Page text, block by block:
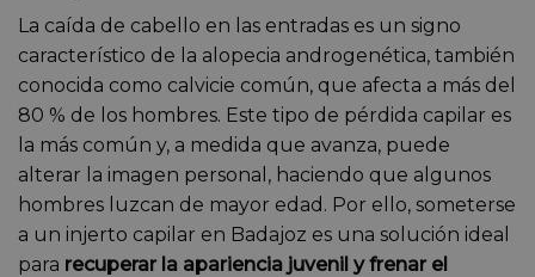
La caída de cabello en las entradas es un signo
característico de la alopecia androgenética, también
conocida como calvicie común, que afecta a más del
80 % de los hombres. Este tipo de pérdida capilar es
la más común y, a medida que avanza, puede
alterar la imagen personal, haciendo que algunos
hombres luzcan de mayor edad. Por ello, someterse
a un injerto capilar en Badajoz es una solución ideal
para recuperar la apariencia juvenil y frenar el